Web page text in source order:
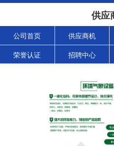
供应
公司首页 供应商机
荣誉认证 招聘中心